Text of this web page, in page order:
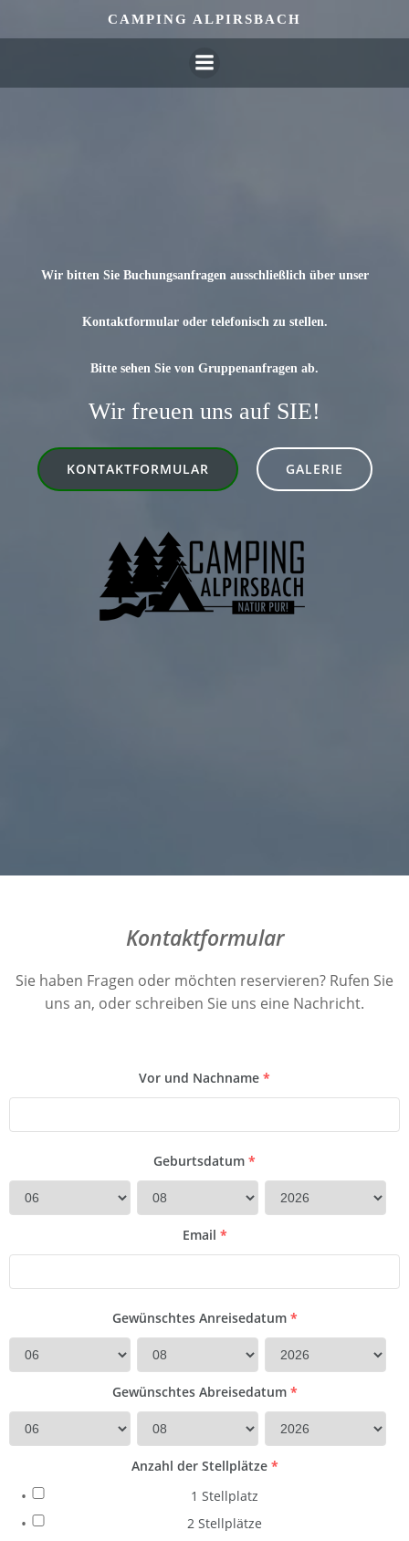
Zum
springen
CAMPING ALPIRSBACH
Wir bitten Sie Buchungsanfragen ausschließlich über unser
Kontaktformular oder telefonisch zu stellen.
Bitte sehen Sie von Gruppenanfragen ab.
Wir freuen uns auf SIE!
KONTAKTFORMULAR GALERIE
Kontaktformular
Sie haben Fragen oder möchten reservieren? Rufen Sie
uns an, oder schreiben Sie uns eine Nachricht.
Vor und Nachname *
Geburtsdatum *
Email *
Gewünschtes Anreisedatum *
Gewünschtes Abreisedatum *
Anzahl der Stellplätze *
1 Stellplatz
2 Stellplätze